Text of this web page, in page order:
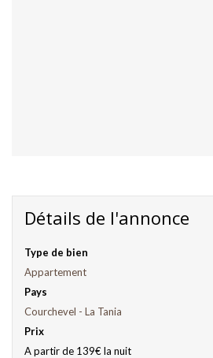
Détails de l'annonce
Type de bien
Appartement
Pays
Courchevel - La Tania
Prix
A partir de 139€ la nuit